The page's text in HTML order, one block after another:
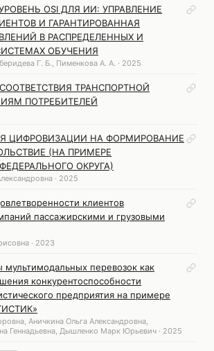
OSI ДЛЯ ИИ: УПРАВЛЕНИЕ
И ГАРАНТИРОВАННАЯ
В РАСПРЕДЕЛЕННЫХ И
ОБУЧЕНИЯ
Г. Б., Пименкова А. А. · 2025
ТРАНСПОРТНОЙ
ПОТРЕБИТЕЛЕЙ
ЦИФРОВИЗАЦИИ НА ФОРМИРОВАНИЕ
(НА ПРИМЕРЕ
ОКРУГА)
· 2025
клиентов
пассажирскими и грузовыми
· 2023
мультимодальных перевозок как
конкурентоспособности
предприятия на примере
Аничкина Ольга Александровна,
Геннадьевна, Дышленко Марк Юрьевич · 2025